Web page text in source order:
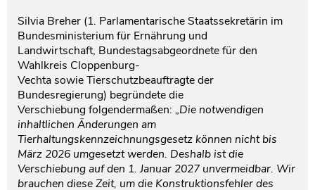
Silvia Breher (1. Parlamentarische Staatssekretärin im
Bundesministerium für Ernährung und
Landwirtschaft, Bundestagsabgeordnete für den
Wahlkreis Cloppenburg-
Vechta sowie Tierschutzbeauftragte der
Bundesregierung) begründete die
Verschiebung folgendermaßen: „Die notwendigen
inhaltlichen Änderungen am
Tierhaltungskennzeichnungsgesetz können nicht bis
März 2026 umgesetzt werden. Deshalb ist die
Verschiebung auf den 1. Januar 2027 unvermeidbar. Wir
brauchen diese Zeit, um die Konstruktionsfehler des